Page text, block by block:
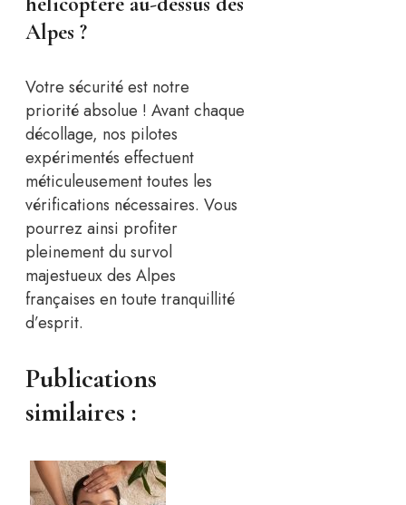
Alpes ?
Votre sécurité est notre
priorité absolue ! Avant chaque
décollage, nos pilotes
expérimentés effectuent
méticuleusement toutes les
vérifications nécessaires. Vous
pourrez ainsi profiter
pleinement du survol
majestueux des Alpes
françaises en toute tranquillité
d’esprit.
Publications
similaires :